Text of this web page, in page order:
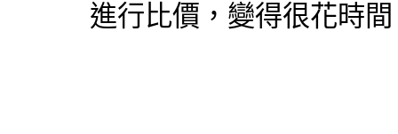
進行比價，變得很花時